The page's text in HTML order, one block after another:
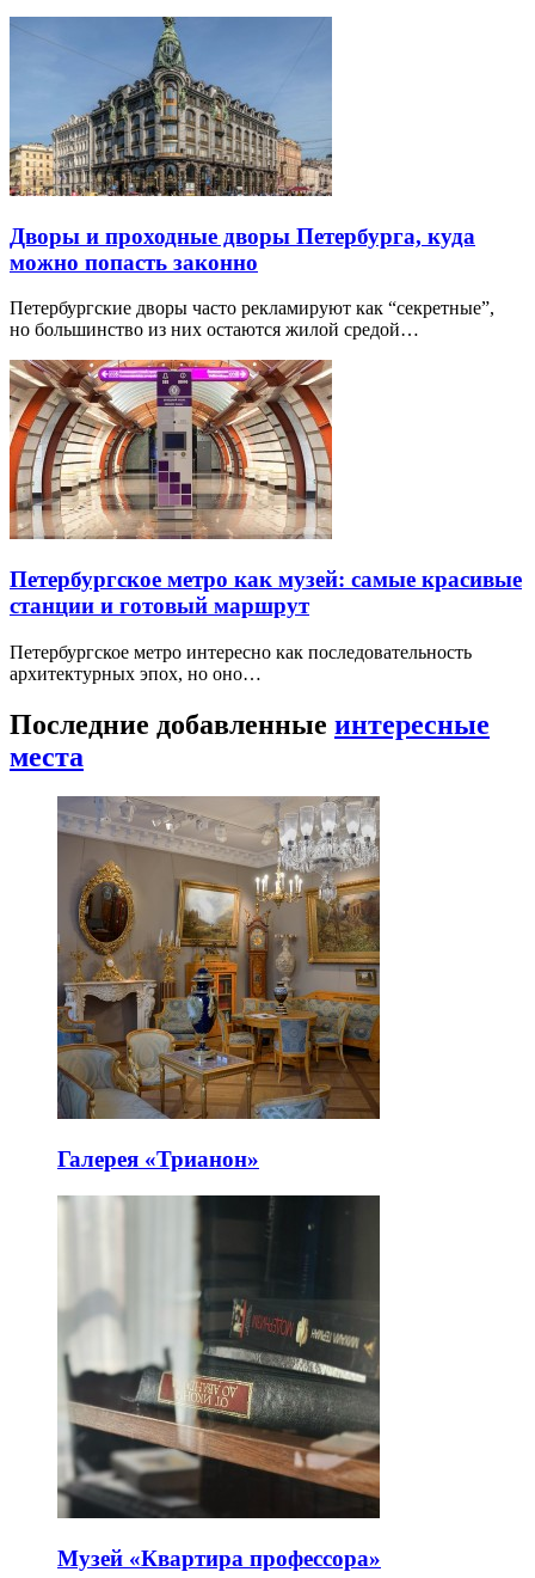
Дворы и проходные дворы Петербурга, куда
можно попасть законно
Петербургские дворы часто рекламируют как “секретные”,
но большинство из них остаются жилой средой…
Петербургское метро как музей: самые красивые
станции и готовый маршрут
Петербургское метро интересно как последовательность
архитектурных эпох, но оно…
Последние добавленные интересные
места
Галерея «Трианон»
Музей «Квартира профессора»